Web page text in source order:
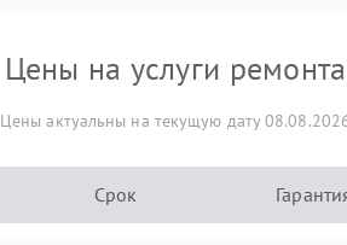
Цены на услуги ремонта
Цены актуальны на текущую дату
Срок